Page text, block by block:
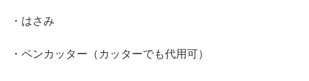
・はさみ
・ペンカッター（カッターでも代用可）